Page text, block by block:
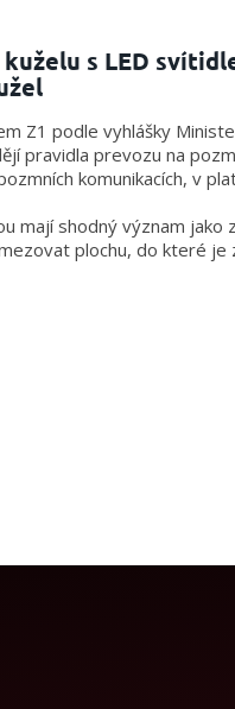
s LED
Z1 podle vyhlášky
pravidla prevozu na
komunikacích, v
mají shodný význam jako
plochu, do které je